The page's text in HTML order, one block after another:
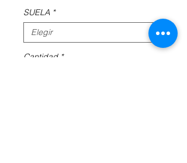
SUELA *
Cantidad *